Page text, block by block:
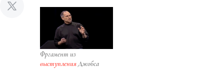
Фргамент из
выступленияДжобса